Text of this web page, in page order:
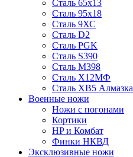
Сталь 65х13
Сталь 95х18
Сталь 9ХС
Сталь D2
Сталь PGK
Сталь S390
Сталь M398
Сталь Х12МФ
Сталь ХВ5 Алмазка
Военные ножи
Ножи с погонами
Кортики
HP и Комбат
Финки НКВД
Эксклюзивные ножи